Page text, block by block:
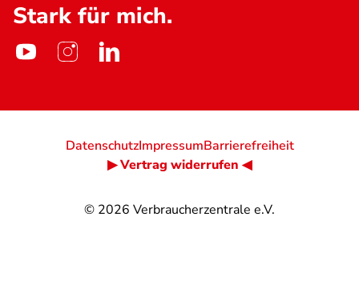
Stark für mich.
© 2026 Verbraucherzentrale e.V.
DatenschutzImpressumBarrierefreiheit
▶ Vertrag widerrufen ◀